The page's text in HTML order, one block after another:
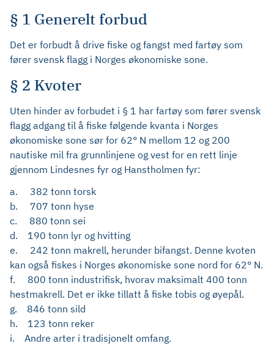
§ 1 Generelt forbud
Det er forbudt å drive fiske og fangst med fartøy som
fører svensk flagg i Norges økonomiske sone.
§ 2 Kvoter
Uten hinder av forbudet i § 1 har fartøy som fører svensk
flagg adgang til å fiske følgende kvanta i Norges
økonomiske sone sør for 62° N mellom 12 og 200
nautiske mil fra grunnlinjene og vest for en rett linje
gjennom Lindesnes fyr og Hanstholmen fyr:
a. 382 tonn torsk
b. 707 tonn hyse
c. 880 tonn sei
d. 190 tonn lyr og hvitting
e. 242 tonn makrell, herunder bifangst. Denne kvoten
kan også fiskes i Norges økonomiske sone nord for 62° N.
f. 800 tonn industrifisk, hvorav maksimalt 400 tonn
hestmakrell. Det er ikke tillatt å fiske tobis og øyepål.
g. 846 tonn sild
h. 123 tonn reker
i. Andre arter i tradisjonelt omfang.